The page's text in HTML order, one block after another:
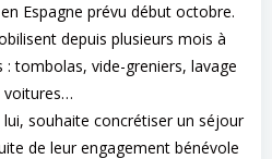
Espagne prévu début octobre.
depuis plusieurs mois à
tombolas, vide-greniers, lavage
voitures…
lui, souhaite concrétiser un séjour
de leur engagement bénévole